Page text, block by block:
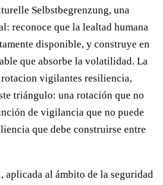
Selbstbegrenzung, una
reconoce que la lealtad humana
disponible, y construye en
que absorbe la volatilidad. La
vigilantes resiliencia,
triángulo: una rotación que no
de vigilancia que no puede
que debe construirse entre
aplicada al ámbito de la seguridad